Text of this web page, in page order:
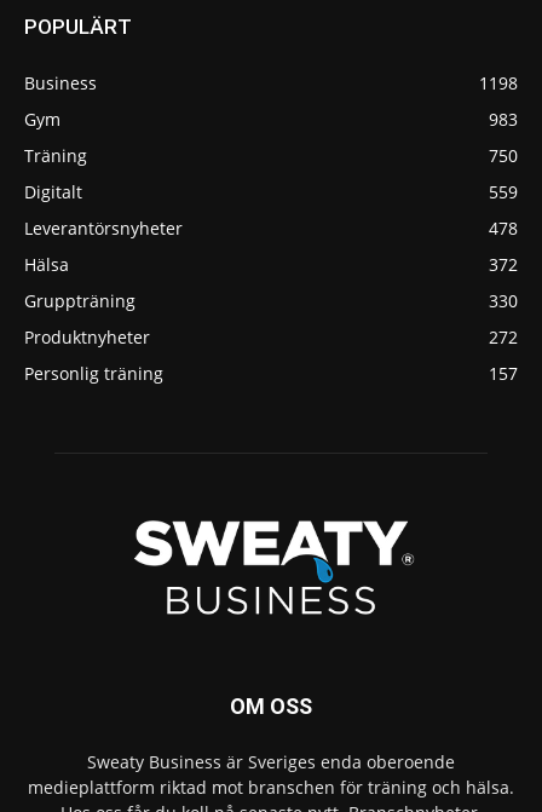
POPULÄRT
Business
1198
Gym
983
Träning
750
Digitalt
559
Leverantörsnyheter
478
Hälsa
372
Gruppträning
330
Produktnyheter
272
Personlig träning
157
OM OSS
Sweaty Business är Sveriges enda oberoende
medieplattform riktad mot branschen för träning och hälsa.